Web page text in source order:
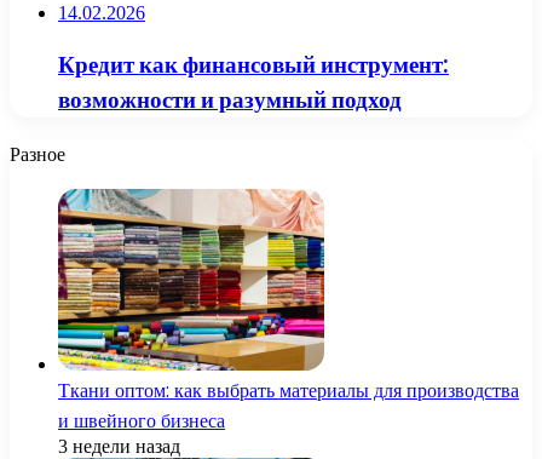
14.02.2026
Кредит как финансовый инструмент:
возможности и разумный подход
Разное
Ткани оптом: как выбрать материалы для производства
и швейного бизнеса
3 недели назад